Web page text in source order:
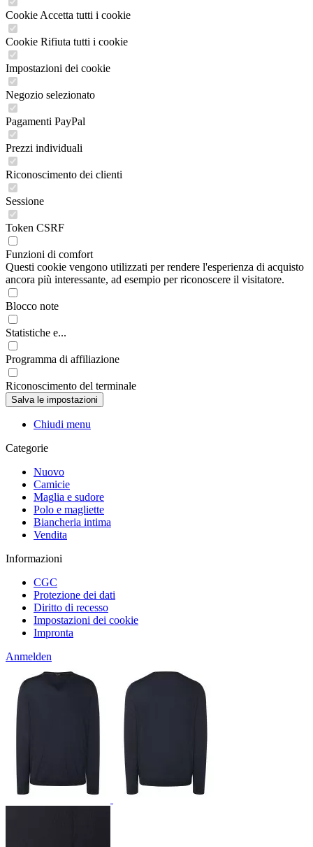
Cookie Accetta tutti i cookie
Cookie Rifiuta tutti i cookie
Impostazioni dei cookie
Negozio selezionato
Pagamenti PayPal
Prezzi individuali
Riconoscimento dei clienti
Sessione
Token CSRF
Funzioni di comfort
Questi cookie vengono utilizzati per rendere l'esperienza di acquisto
ancora più interessante, ad esempio per riconoscere il visitatore.
Blocco note
Statistiche e...
Programma di affiliazione
Riconoscimento del terminale
Chiudi menu
Categorie
Nuovo
Camicie
Maglia e sudore
Polo e magliette
Biancheria intima
Vendita
Informazioni
CGC
Protezione dei dati
Diritto di recesso
Impostazioni dei cookie
Impronta
Anmelden